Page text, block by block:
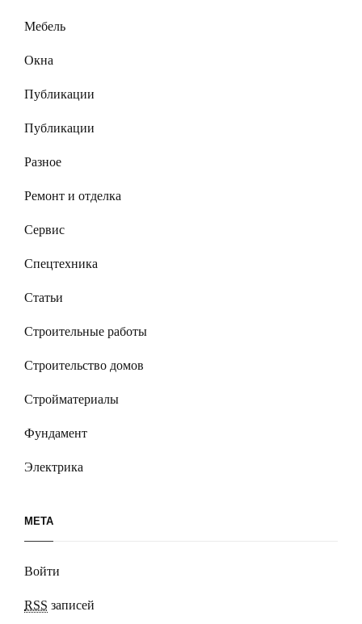
Мебель
Окна
Публикации
Публикации
Разное
Ремонт и отделка
Сервис
Спецтехника
Статьи
Строительные работы
Строительство домов
Стройматериалы
Фундамент
Электрика
МЕТА
Войти
RSS записей